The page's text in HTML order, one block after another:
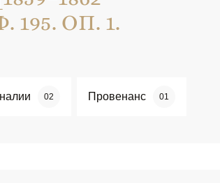
ОП. 1.
02 Провенанс 01